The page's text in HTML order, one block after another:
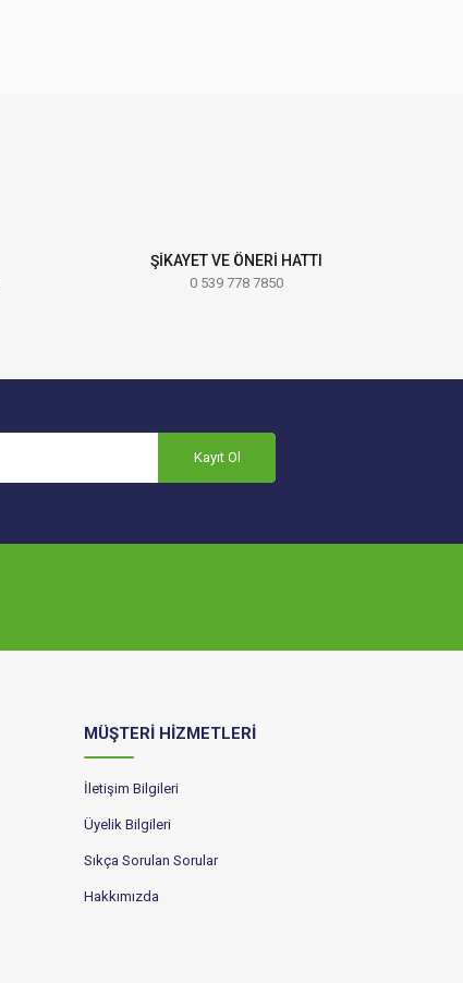
ŞİKAYET VE ÖNERİ HATTI
0 539 778 7850
Kayıt Ol
MÜŞTERİ HİZMETLERİ
İletişim Bilgileri
Üyelik Bilgileri
Sıkça Sorulan Sorular
Hakkımızda